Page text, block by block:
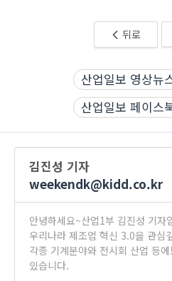
뒤로
산업일보 영상뉴
산업일보 페이스
김진성 기자
weekendk@kidd.co.kr
안녕하세요~산업1부 김진성 기자
우리나라 제조업 혁신 3.0을 관심
각종 기계분야와 전시회 산업 등
있습니다.